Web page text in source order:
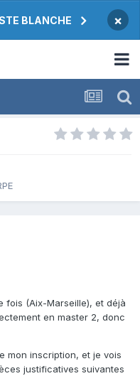
BLANCHE ×
fois (Aix-Marseille), et déjà
en master 2, donc
mon inscription, et je vois
justificatives suivantes